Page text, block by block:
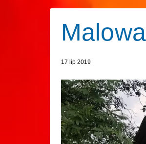
17 lip 2019